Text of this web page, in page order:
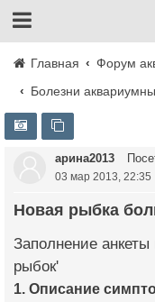
Главная
Форум
Болезни
арина2013
03 мар 2013, 22:35
Новая рыбка
Заполнение
рыбок'
1. Описание